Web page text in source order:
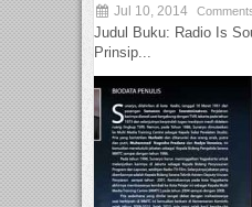
Jul 10, 2014
Judul Buku: Radio Is
Prinsip...